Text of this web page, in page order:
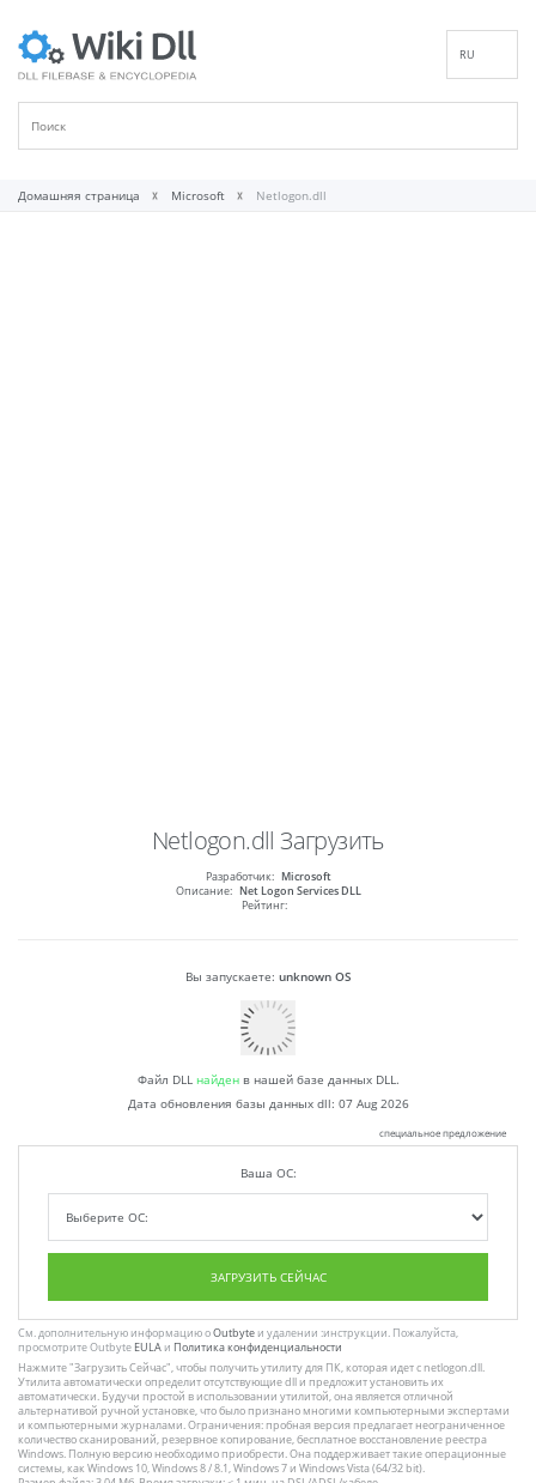
RU
Домашняя страница Microsoft Netlogon.dll
Netlogon.dll Загрузить
Разработчик: Microsoft
Описание: Net Logon Services DLL
Рейтинг:
Вы запускаете: unknown OS
Файл DLL найденв нашей базе данных DLL.
Дата обновления базы данных dll: 07 Aug 2026
специальное предложение
Ваша ОС:
ЗАГРУЗИТЬ СЕЙЧАС
См. дополнительную информацию оOutbyteи удалении :инструкции. Пожалуйста,
просмотрите Outbyte EULAи Политика конфиденциальности
Нажмите"Загрузить Сейчас", чтобы получить утилиту для ПК, которая идет с netlogon.dll.
Утилита автоматически определит отсутствующие dll и предложит установить их
автоматически. Будучи простой в использовании утилитой, она является отличной
альтернативой ручной установке, что было признано многими компьютерными экспертами
и компьютерными журналами. Ограничения: пробная версия предлагает неограниченное
количество сканирований, резервное копирование, бесплатное восстановление реестра
Windows. Полную версию необходимо приобрести. Она поддерживает такие операционные
системы, как Windows 10, Windows 8 / 8.1, Windows 7 и Windows Vista (64/32 bit).